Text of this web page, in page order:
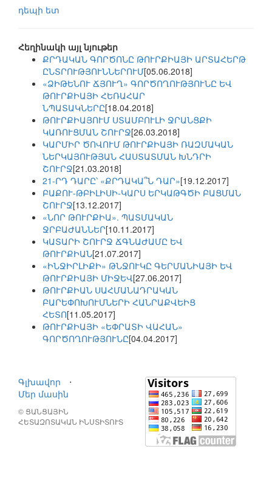
դեպի ետ
Հեղինակի այլ նյութեր
ՔՐԴԱԿԱՆ ԳՈՐԾՈՆԸ ԹՈՒՐՔԻԱՅԻ ԱՐՏԱՀԵՐԹ
ԸՆՏՐՈՒԹՅՈՒՆՆԵՐՈՒՄ[05.06.2018]
«ՁԻԹԵՆՈՒ ՃՅՈՒՂ» ԳՈՐԾՈՂՈՒԹՅՈՒՆԸ ԵՎ
ԹՈՒՐՔԻԱՅԻ ՀԵՌԱՀԱՐ
ՆՊԱՏԱԿՆԵՐԸ[18.04.2018]
ԹՈՒՐՔԻԱՅՈՒՄ ՍՏԱՄԲՈՒԼԻ ՋՐԱՆՑՔԻ
ԿԱՌՈՒՑՄԱՆ ՇՈՒՐՋ[26.03.2018]
ԿԱՐՄԻՐ ԾՈՎՈՒՄ ԹՈՒՐՔԻԱՅԻ ՌԱԶՄԱԿԱՆ
ՆԵՐԿԱՅՈՒԹՅԱՆ ՀԱՍՏԱՏՄԱՆ ԽՆԴՐԻ
ՇՈՒՐՋ[21.03.2018]
21-ՐԴ ԴԱՐԸ՝ «ՔՐԴԱԿԱ՞Ն ԴԱՐ»[19.12.2017]
ԲԱՔՈՒ-ԹԲԻԼԻՍԻ-ԿԱՐՍ ԵՐԿԱԹԳԾԻ ԲԱՑՄԱՆ
ՇՈՒՐՋ[13.12.2017]
«ՆՈՐ ԹՈՒՐՔԻԱ». ՊԱՏՄԱԿԱՆ
ՋՐԲԱԺԱՆՆԵՐ[10.11.2017]
ԿԱՏԱՐԻ ՇՈՒՐՋ ՃԳՆԱԺԱՄԸ ԵՎ
ԹՈՒՐՔԻԱՆ[21.07.2017]
«ԻՆՋԻՐԼԻՔԻ» ԹՆՋՈՒԿԸ ԳԵՐՄԱՆԻԱՅԻ ԵՎ
ԹՈՒՐՔԻԱՅԻ ՄԻՋԵՎ[27.06.2017]
ԹՈՒՐՔԻԱՆ ՍԱՀՄԱՆԱԴՐԱԿԱՆ
ԲԱՐԵՓՈԽՈՒՄՆԵՐԻ ՀԱՆՐԱՔՎԵԻՑ
ՀԵՏՈ[11.05.2017]
ԹՈՒՐՔԻԱՅԻ «ԵՓՐԱՏԻ ՎԱՀԱՆ»
ԳՈՐԾՈՂՈՒԹՅՈՒՆԸ[04.04.2017]
Գլխավոր
⋅
Մեր մասին
© ՑԱՆՑԱՅԻՆ
ՀԵՏԱԶՈՏԱԿԱՆ ԻՆՍՏԻՏՈՒՏ